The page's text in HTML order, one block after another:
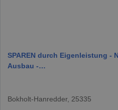
SPAREN durch Eigenleistung -
Ausbau -…
Bokholt-Hanredder, 25335